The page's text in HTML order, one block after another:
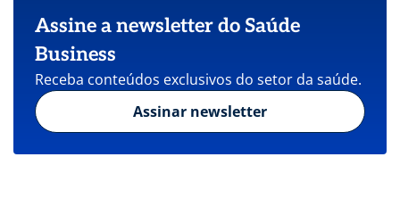
Assine a newsletter do Saúde
Business
Receba conteúdos exclusivos do setor da saúde.
Assinar newsletter